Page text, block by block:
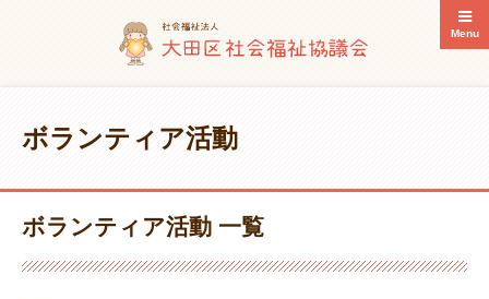
Menu
ボランティア活動
ボランティア活動 一覧